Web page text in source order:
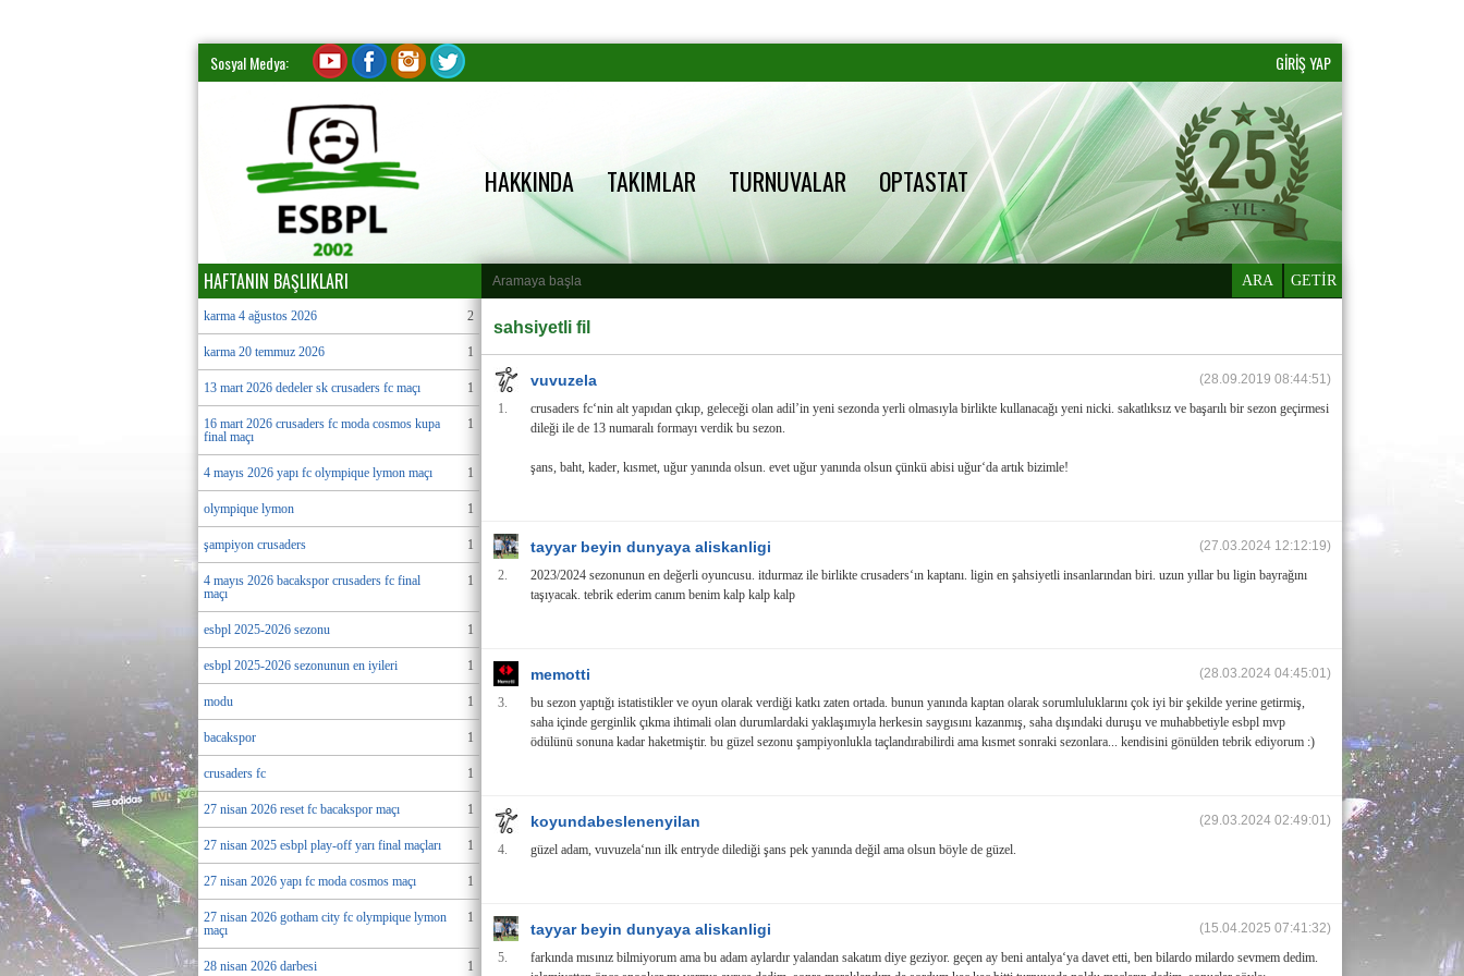
Sosyal Medya: GİRİŞ YAP
HAKKINDA TAKIMLAR TURNUVALAR OPTASTAT
HAFTANIN BAŞLIKLARI
karma 4 ağustos 2026 2
karma 20 temmuz 2026 1
13 mart 2026 dedeler sk crusaders fc maçı 1
16 mart 2026 crusaders fc moda cosmos kupa
final maçı
1
4 mayıs 2026 yapı fc olympique lymon maçı 1
olympique lymon 1
şampiyon crusaders 1
4 mayıs 2026 bacakspor crusaders fc final
maçı
1
esbpl 2025-2026 sezonu 1
esbpl 2025-2026 sezonunun en iyileri 1
modu 1
bacakspor 1
crusaders fc 1
27 nisan 2026 reset fc bacakspor maçı 1
27 nisan 2025 esbpl play-off yarı final maçları 1
27 nisan 2026 yapı fc moda cosmos maçı 1
27 nisan 2026 gotham city fc olympique lymon
maçı
1
28 nisan 2026 darbesi 1
GETİR
ARA
sahsiyetli fil
vuvuzela
(28.09.2019 08:44:51)
1.
crusaders fc‘nin alt yapıdan çıkıp, geleceği olan adil’in yeni sezonda yerli olmasıyla birlikte kullanacağı yeni nicki. sakatlıksız ve başarılı bir sezon geçirmesi
dileği ile de 13 numaralı formayı verdik bu sezon.
şans, baht, kader, kısmet, uğur yanında olsun. evet uğur yanında olsun çünkü abisi uğur‘da artık bizimle!
tayyar beyin dunyaya aliskanligi
(27.03.2024 12:12:19)
2.
2023/2024 sezonunun en değerli oyuncusu. itdurmaz ile birlikte crusaders‘ın kaptanı. ligin en şahsiyetli insanlarından biri. uzun yıllar bu ligin bayrağını
taşıyacak. tebrik ederim canım benim kalp kalp kalp
memotti
(28.03.2024 04:45:01)
3.
bu sezon yaptığı istatistikler ve oyun olarak verdiği katkı zaten ortada. bunun yanında kaptan olarak sorumluluklarını çok iyi bir şekilde yerine getirmiş,
saha içinde gerginlik çıkma ihtimali olan durumlardaki yaklaşımıyla herkesin saygısını kazanmış, saha dışındaki duruşu ve muhabbetiyle esbpl mvp
ödülünü sonuna kadar haketmiştir. bu güzel sezonu şampiyonlukla taçlandırabilirdi ama kısmet sonraki sezonlara... kendisini gönülden tebrik ediyorum :)
koyundabeslenenyilan
(29.03.2024 02:49:01)
4.
güzel adam, vuvuzela‘nın ilk entryde dilediği şans pek yanında değil ama olsun böyle de güzel.
tayyar beyin dunyaya aliskanligi
(15.04.2025 07:41:32)
5.
farkında mısınız bilmiyorum ama bu adam aylardır yalandan sakatım diye geziyor. geçen ay beni antalya‘ya davet etti, ben bilardo milardo sevmem dedim.